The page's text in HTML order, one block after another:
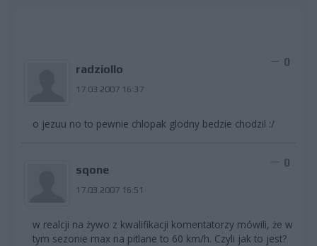
radziollo
17.03.2007 16:37
0
o jezuu no to pewnie chlopak glodny bedzie chodzil :/
sqone
17.03.2007 16:51
0
w realcji na żywo z kwalifikacji komentatorzy mówili, że w
tym sezonie max na pitlane to 60 km/h. Czyli jak to jest?